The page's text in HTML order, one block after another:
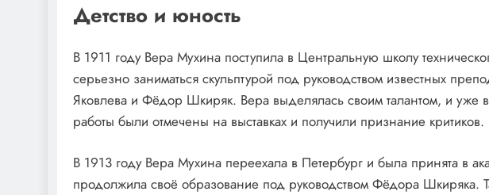
Детство и юность
В 1911 году Вера Мухина поступила в Центральную школу
серьезно заниматься скульптурой под руководством известных
Яковлева и Фёдор Шкиряк. Вера выделялась своим талантом, и уже
работы были отмечены на выставках и получили признание критиков.
В 1913 году Вера Мухина переехала в Петербург и была принята в
продолжила своё образование под руководством Фёдора Шкиряка.